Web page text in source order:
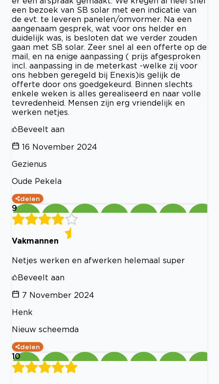
een bezoek van SB solar met een indicatie van
de evt. te leveren panelen/omvormer. Na een
aangenaam gesprek, wat voor ons helder en
duidelijk was, is besloten dat we verder zouden
gaan met SB solar. Zeer snel al een offerte op de
mail, en na enige aanpassing ( prijs afgesproken
incl. aanpassing in de meterkast -welke zij voor
ons hebben geregeld bij Enexis)is gelijk de
offerte door ons goedgekeurd. Binnen slechts
enkele weken is alles gerealiseerd en naar volle
tevredenheid. Mensen zijn erg vriendelijk en
werken netjes.
Beveelt aan
16 November 2024
Gezienus
Oude Pekela
delen
9
Vakmannen
Netjes werken en afwerken helemaal super
Beveelt aan
7 November 2024
Henk
Nieuw scheemda
delen
10